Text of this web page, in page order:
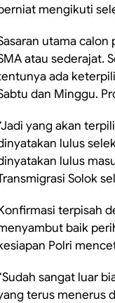
mengikuti
utama
atau sederajat.
ada
dan Minggu.
yang akan
lulus
lulus
Solok
terpisah
baik
Polri
sangat luar
terus menerus